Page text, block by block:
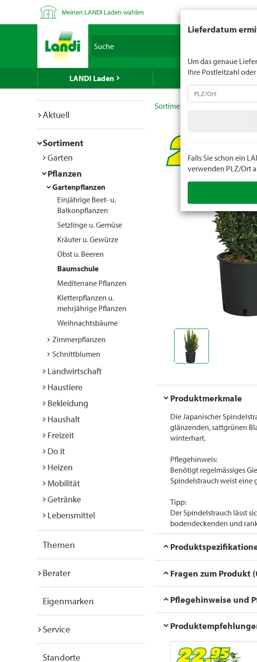
Meinen LANDI Laden wählen
LANDI Laden
Aktuell
Sortiment
Garten
Pflanzen
Gartenpflanzen
Einjährige Beet- u.
Balkonpflanzen
Setzlinge u. Gemüse
Kräuter u. Gewürze
Obst u. Beeren
Baumschule
Mediterrane Pflanzen
Kletterpflanzen u.
mehrjährige Pflanzen
Weihnachtsbäume
Zimmerpflanzen
Schnittblumen
Landwirtschaft
Haustiere
Bekleidung
Haushalt
Freizeit
Do it
Heizen
Mobilität
Getränke
Lebensmittel
Themen
Berater
Eigenmarken
Service
Standorte
Sortiment
Produktmerkmale
Die Japanischer
glänzenden, sattgrünen
winterhart.
Pflegehinweis:
Benötigt regelmässiges
Spindelstrauch weist eine
Tipp:
Der Spindelstrauch lässt
bodendeckenden und
Fragen zum Produkt
Pflegehinweise und
Lieferdatum
Um das genaue
Ihre Postleitzahl
Falls Sie schon ein
verwenden PLZ/Ort
LANDI verkauft